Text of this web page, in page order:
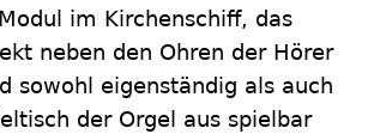
im Kirchenschiff, das
neben den Ohren der Hörer
sowohl eigenständig als auch
der Orgel aus spielbar